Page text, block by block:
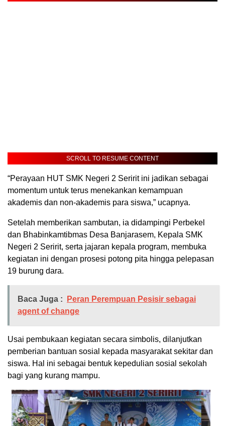
SCROLL TO RESUME CONTENT
“Perayaan HUT SMK Negeri 2 Seririt ini jadikan sebagai
momentum untuk terus menekankan kemampuan
akademis dan non-akademis para siswa,” ucapnya.
Setelah memberikan sambutan, ia didampingi Perbekel
dan Bhabinkamtibmas Desa Banjarasem, Kepala SMK
Negeri 2 Seririt, serta jajaran kepala program, membuka
kegiatan ini dengan prosesi potong pita hingga pelepasan
19 burung dara.
Baca Juga :
Peran Perempuan Pesisir sebagai
agent of change
Usai pembukaan kegiatan secara simbolis, dilanjutkan
pemberian bantuan sosial kepada masyarakat sekitar dan
siswa. Hal ini sebagai bentuk kepedulian sosial sekolah
bagi yang kurang mampu.